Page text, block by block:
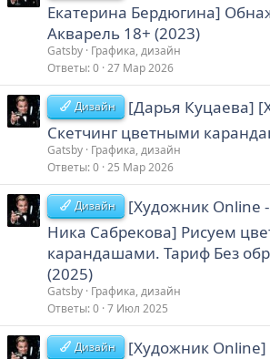
Екатерина Бердюгина]
Акварель 18+ (2023)
Gatsby Графика, дизайн
Ответы 0 27 Мар 2026
Дизайн
[Дарья Куцаева]
Скетчинг цветными
Gatsby Графика, дизайн
Ответы 0 25 Мар 2026
Дизайн
[Художник Online
Ника Сабрекова] Рисуем
карандашами. Тариф Без
(2025)
Gatsby Графика, дизайн
Ответы 0 7 Июл 2025
Дизайн
[Художник